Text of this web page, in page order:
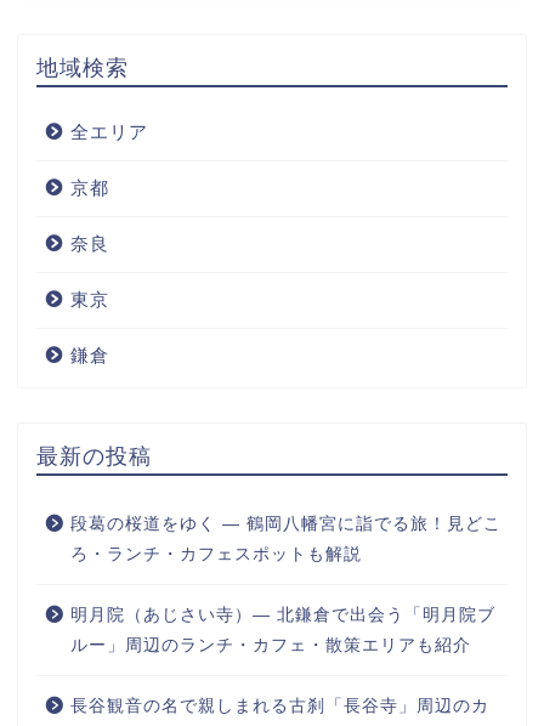
地域検索
全エリア
京都
奈良
東京
鎌倉
最新の投稿
段葛の桜道をゆく ― 鶴岡八幡宮に詣でる旅！見どこ
ろ・ランチ・カフェスポットも解説
明月院（あじさい寺）― 北鎌倉で出会う「明月院ブ
ルー」周辺のランチ・カフェ・散策エリアも紹介
長谷観音の名で親しまれる古刹「長谷寺」周辺のカ